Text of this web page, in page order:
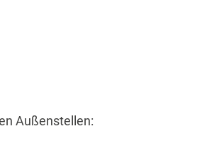
Außenstellen: